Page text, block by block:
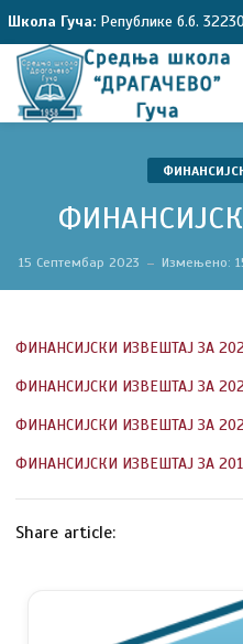
Школа Гуча: Републике б.б.
15 Септембар 2023 Измењено:
ФИНАНСИЈСКИ ИЗВЕШТАЈ ЗА
ФИНАНСИЈСКИ ИЗВЕШТАЈ ЗА
ФИНАНСИЈСКИ ИЗВЕШТАЈ ЗА
ФИНАНСИЈСКИ ИЗВЕШТАЈ ЗА
Share article: